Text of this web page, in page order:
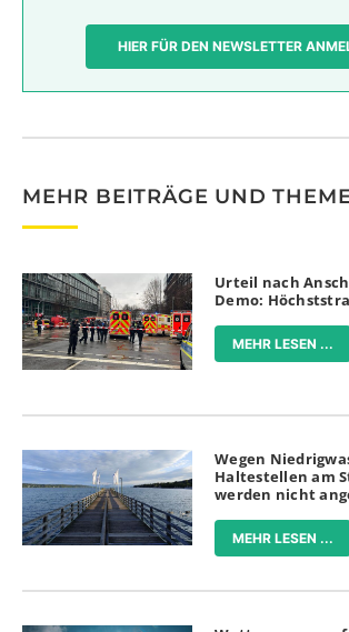
HIER FÜR DEN NEWSLETTER
MEHR BEITRÄGE UND
Urteil nach
Demo:
MEHR LESEN ...
Wegen
Haltestellen am
werden nicht
MEHR LESEN ...